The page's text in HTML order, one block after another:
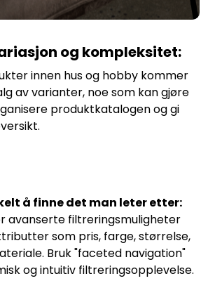
og kompleksitet:
innen hus og hobby kommer
av varianter, noe som kan gjøre
produktkatalogen og gi
å finne det man leter etter:
avanserte filtreringsmuligheter
som pris, farge, størrelse,
Bruk "faceted navigation"
og intuitiv filtreringsopplevelse.